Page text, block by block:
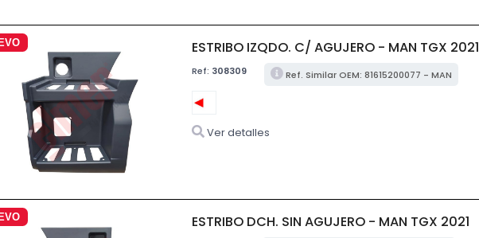
ESTRIBO IZQDO. C/ AGUJERO - MAN TGX 2021
Ref: 308309 Ref. Similar OEM: 81615200077 - MAN
Ver detalles
ESTRIBO DCH. SIN AGUJERO - MAN TGX 2021